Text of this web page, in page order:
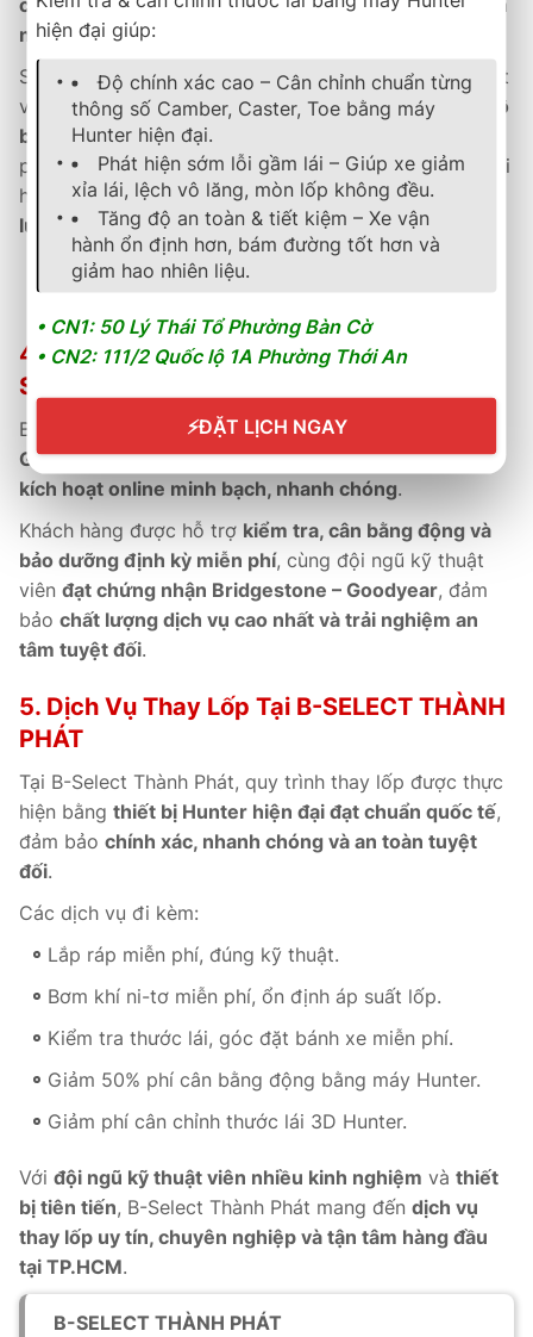
cảm giác lái ổn định, độ êm cao và khả năng tiết kiệm
nhiên liệu tối ưu
So với các dòng lốp cùng phân khúc, Duraplus nổi bật
với
tuổi thọ cao hơn 25%, giảm tiếng ồn tốt hơn và độ
bám đáng tin cậy hơn trong điều kiện mưa ướt
phẩm đượcbảo hành chính hãng 5 năm, phân phối tại
hệ thống B-Select toàn quốc, đảm bảouy tín, chất
lượng và dịch vụ hậu mãi chuyên nghiệp.
Hiệu suất bền bỉ – lựa chọn thông minh.
4. Chính Sách Bảo Hành & Hậu Mãi Tại B-
SELECT THÀNH PHÁT
B-Select Thành Phát cam kết phân phối
Goodyear chính hãng, vớiphiếu bảo hành điện tử và
kích hoạt online minh bạch, nhanh chóng.
Khách hàng được hỗ trợ kiểm tra, cân bằng động và
bảo dưỡng định kỳ miễn phí, cùng đội ngũ kỹ thuật
viên đạt chứng nhận Bridgestone – Goodyear, đảm
bảo chất lượng dịch vụ cao nhất và trải nghiệm an
tâm tuyệt đối.
5. Dịch Vụ Thay Lốp Tại B-SELECT THÀNH
PHÁT
Tại B-Select Thành Phát, quy trình thay lốp được thực
hiện bằng thiết bị Hunter hiện đại đạt chuẩn quốc tế,
đảm bảo chính xác, nhanh chóng và an toàn tuyệt
đối.
Các dịch vụ đi kèm:
Lắp ráp miễn phí, đúng kỹ thuật.
Bơm khí ni-tơ miễn phí, ổn định áp suất lốp.
Kiểm tra thước lái, góc đặt bánh xe miễn phí.
Giảm 50% phí cân bằng động bằng máy Hunter.
Giảm phí cân chỉnh thước lái 3D Hunter.
Với đội ngũ kỹ thuật viên nhiều kinh nghiệm và thiết
bị tiên tiến, B-Select Thành Phát mang đến dịch vụ
thay lốp uy tín, chuyên nghiệp và tận tâm hàng đầu
tại TP.HCM.
B-SELECT THÀNH PHÁT
hiện đại giúp:
Độ chính xác cao – Cân chỉnh chuẩn từng
thông số Camber, Caster, Toe bằng máy
Hunter hiện đại.
Phát hiện sớm lỗi gầm lái – Giúp xe giảm
xỉa lái, lệch vô lăng, mòn lốp không đều.
Tăng độ an toàn & tiết kiệm – Xe vận
hành ổn định hơn, bám đường tốt hơn và
giảm hao nhiên liệu.
• CN1: 50 Lý Thái Tổ Phường Bàn Cờ
• CN2: 111/2 Quốc lộ 1A Phường Thới An
⚡ĐẶT LỊCH NGAY